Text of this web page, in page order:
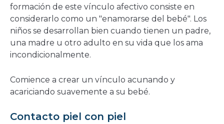
formación de este vínculo afectivo consiste en
considerarlo como un "enamorarse del bebé". Los
niños se desarrollan bien cuando tienen un padre,
una madre u otro adulto en su vida que los ama
incondicionalmente.
Comience a crear un vínculo acunando y
acariciando suavemente a su bebé.
Contacto piel con piel